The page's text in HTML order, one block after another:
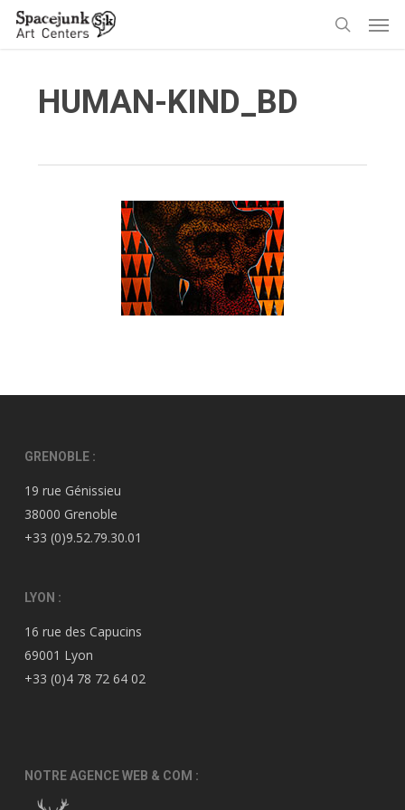
Skip
HUMAN-KIND_BD
GRENOBLE :
19 rue Génissieu
38000 Grenoble
+33 (0)9.52.79.30.01
LYON :
16 rue des Capucins
69001 Lyon
+33 (0)4 78 72 64 02
NOTRE AGENCE WEB & COM :